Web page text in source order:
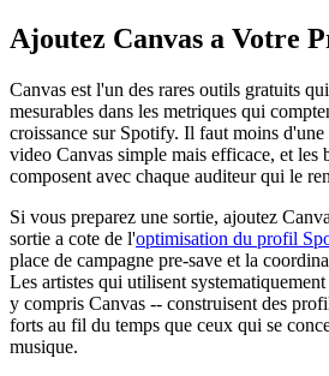
Ajoutez Canvas a Votre
Canvas est l'un des rares outils gratuits
mesurables dans les metriques qui
croissance sur Spotify. Il faut moins d'une
video Canvas simple mais efficace, et les
composent avec chaque auditeur qui le
Si vous preparez une sortie, ajoutez
sortie a cote de l'optimisation du profil
place de campagne pre-save et la
Les artistes qui utilisent
y compris Canvas -- construisent des
forts au fil du temps que ceux qui se
musique.